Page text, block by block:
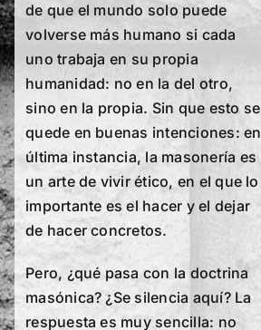
de que el mundo solo puede
volverse más humano si cada
uno trabaja en su propia
humanidad: no en la del otro,
sino en la propia. Sin que esto se
quede en buenas intenciones: en
última instancia, la masonería es
un arte de vivir ético, en el que lo
importante es el hacer y el dejar
de hacer concretos.
Pero, ¿qué pasa con la doctrina
masónica? ¿Se silencia aquí? La
respuesta es muy sencilla: no